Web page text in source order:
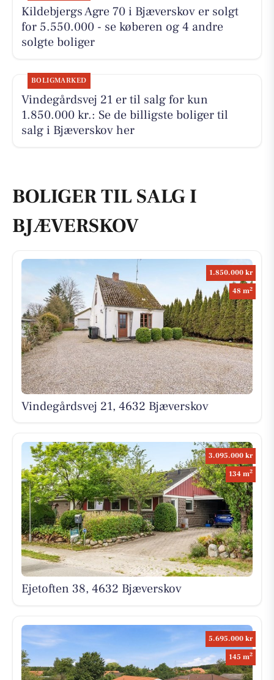
Kildebjergs Agre 70 i Bjæverskov er solgt
for 5.550.000 - se køberen og 4 andre
solgte boliger
BOLIGMARKED
Vindegårdsvej 21 er til salg for kun
1.850.000 kr.: Se de billigste boliger til
salg i Bjæverskov her
BOLIGER TIL SALG I
BJÆVERSKOV
1.850.000 kr
48 m2
Vindegårdsvej 21, 4632 Bjæverskov
3.095.000 kr
134 m2
Ejetoften 38, 4632 Bjæverskov
5.695.000 kr
145 m2